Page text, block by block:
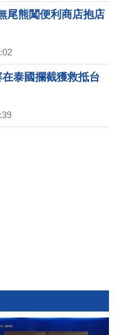
尾熊闖便利商店抱店
泰國攔截獲救抵台